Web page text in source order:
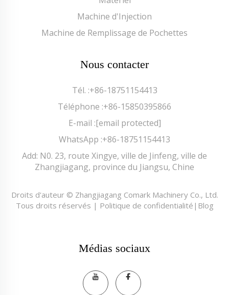
Machine d'Injection
Machine de Remplissage de Pochettes
Nous contacter
Tél. :+86-18751154413
Téléphone :+86-15850395866
E-mail :[email protected]
WhatsApp :+86-18751154413
Add: N0. 23, route Xingye, ville de Jinfeng, ville de
Zhangjiagang, province du Jiangsu, Chine
Droits d'auteur © Zhangjiagang Comark Machinery Co., Ltd.
Tous droits réservés | Politique de confidentialité | Blog
Médias sociaux